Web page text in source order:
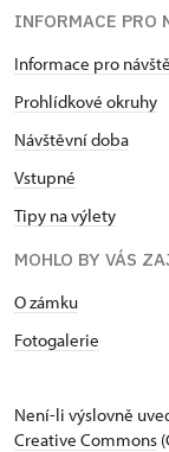
INFORMACE PRO
Informace pro
Prohlídkové okruhy
Návštěvní doba
Vstupné
Tipy na výlety
MOHLO BY VÁS
O zámku
Fotogalerie
Není-li výslovně
Creative Commons